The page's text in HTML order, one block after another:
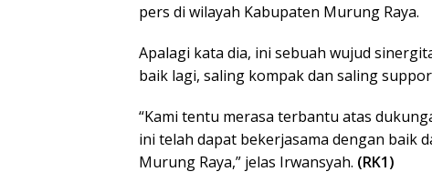
pers di wilayah Kabupaten Murung Raya.
Apalagi kata dia, ini sebuah wujud
baik lagi, saling kompak dan saling
“Kami tentu merasa terbantu atas
ini telah dapat bekerjasama dengan baik
Murung Raya,” jelas Irwansyah. (RK1)